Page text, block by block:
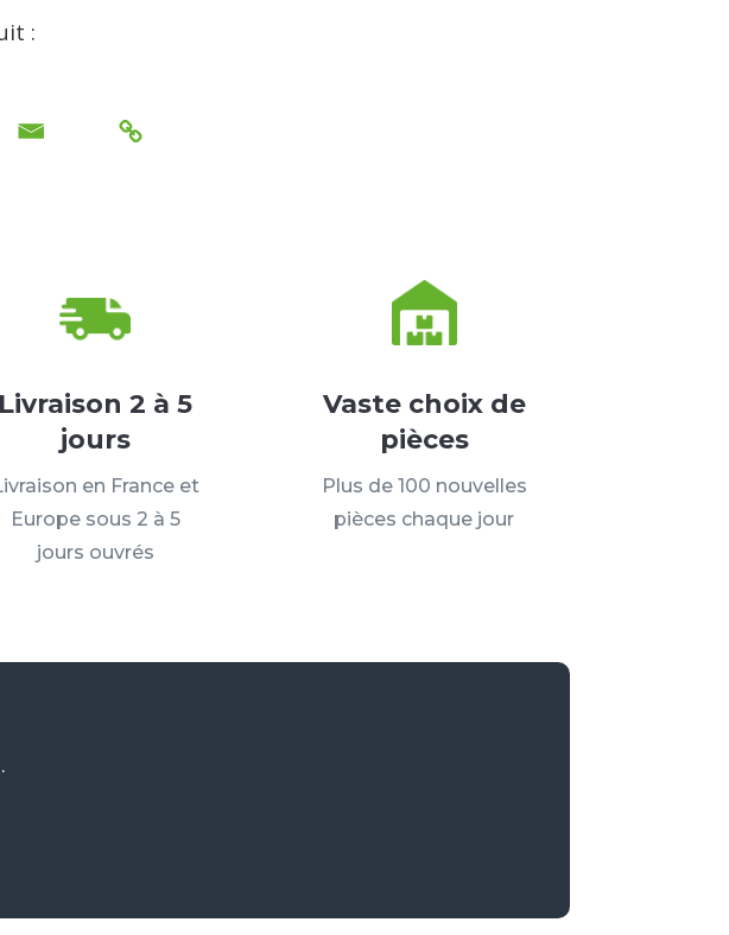
:
Livraison 2 à 5
jours
en France et
Europe sous 2 à 5
jours ouvrés
Vaste choix de
pièces
Plus de 100 nouvelles
pièces chaque jour